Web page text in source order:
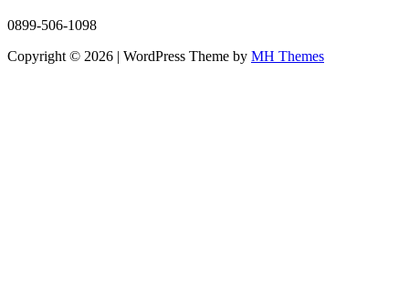
0899-506-1098
Copyright © 2026 | WordPress Theme by MH Themes